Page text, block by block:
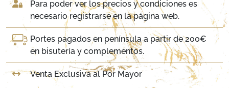
Para poder ver los precios y condiciones es
necesario registrarse en la página web.
Portes pagados en península a partir de 200€
en bisutería y complementos.
Venta Exclusiva al Por Mayor